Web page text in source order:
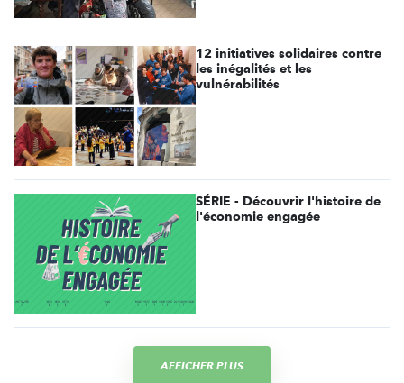
12 initiatives solidaires contre
les inégalités et les
vulnérabilités
SÉRIE - Découvrir l'histoire de
l'économie engagée
AFFICHER PLUS